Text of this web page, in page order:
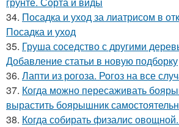
34. Посадка и уход за лиатрисом в
Посадка и уход
35. Груша соседство с другими
Добавление статьи в новую подборку
36. Лапти из рогоза. Рогоз на все
37. Когда можно пересаживать
вырастить боярышник
38. Когда собирать физалис